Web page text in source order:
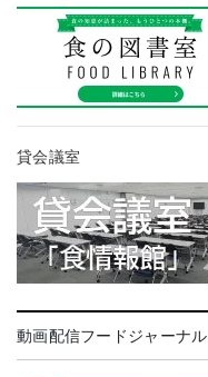
貸会議室
動画配信フードジャーナル